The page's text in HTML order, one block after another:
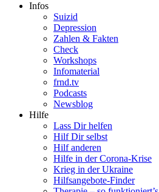
Infos
Suizid
Depression
Zahlen & Fakten
Check
Workshops
Infomaterial
frnd.tv
Podcasts
Newsblog
Hilfe
Lass Dir helfen
Hilf Dir selbst
Hilf anderen
Hilfe in der Corona-Krise
Krieg in der Ukraine
Hilfsangebote-Finder